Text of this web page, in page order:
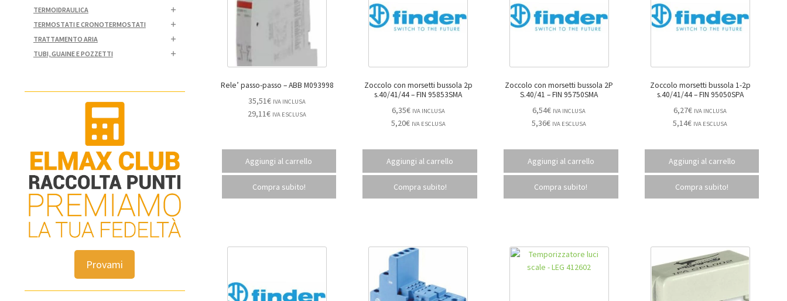
Rele’ passo-passo – ABB M093998
35,51€ IVA INCLUSA
29,11€ IVA ESCLUSA
Aggiungi al carrello
Compra subito!
Zoccolo con morsetti bussola 2p
s.40/41/44 – FIN 95853SMA
6,35€ IVA INCLUSA
5,20€ IVA ESCLUSA
Aggiungi al carrello
Compra subito!
Zoccolo con morsetti bussola 2P
S.40/41 – FIN 95750SMA
6,54€ IVA INCLUSA
5,36€ IVA ESCLUSA
Aggiungi al carrello
Compra subito!
Zoccolo morsetti bussola 1-2p
s.40/41/44 – FIN 95050SPA
6,27€ IVA INCLUSA
5,14€ IVA ESCLUSA
Aggiungi al carrello
Compra subito!
TERMOIDRAULICA
TERMOSTATI E CRONOTERMOSTATI
TRATTAMENTO ARIA
TUBI, GUAINE E POZZETTI
Provami